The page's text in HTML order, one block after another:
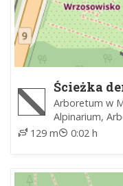
Ścieżka
Arboretum
Arboretum w
Alpinarium,
129 m
0:02 h